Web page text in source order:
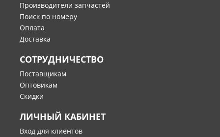
Производители запчастей
Поиск по номеру
Оплата
Доставка
СОТРУДНИЧЕСТВО
Поставщикам
Оптовикам
Скидки
ЛИЧНЫЙ КАБИНЕТ
Вход для клиентов